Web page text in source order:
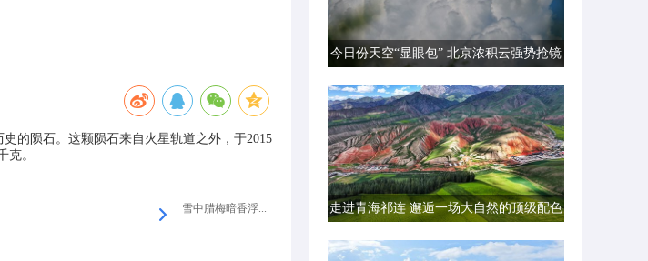
的陨石。这颗陨石来自火星轨道之外，于2015
克。
雪中腊梅暗香浮...
今日份天空“显眼包” 北京浓积云强势抢镜
走进青海祁连 邂逅一场大自然的顶级配色